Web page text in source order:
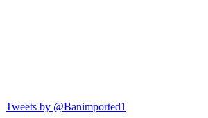
Tweets by @Banimported1